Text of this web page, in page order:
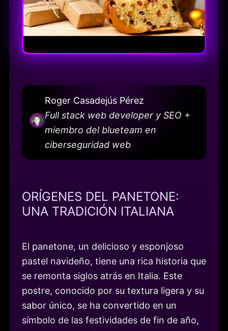
Roger Casadejús Pérez
Full stack web developer y SEO +
miembro del blueteam en
ciberseguridad web
ORÍGENES DEL PANETONE:
UNA TRADICIÓN ITALIANA
El panetone, un delicioso y esponjoso
pastel navideño, tiene una rica historia que
se remonta siglos atrás en Italia. Este
postre, conocido por su textura ligera y su
sabor único, se ha convertido en un
símbolo de las festividades de fin de año,